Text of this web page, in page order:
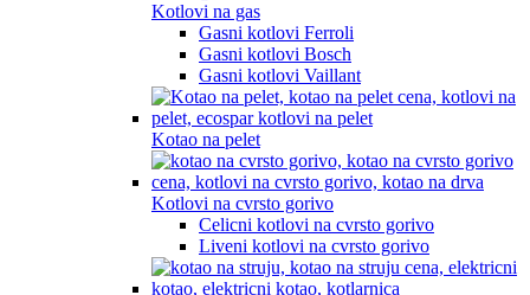
Kotlovi na gas
Gasni kotlovi Ferroli
Gasni kotlovi Bosch
Gasni kotlovi Vaillant
Kotao na pelet
Kotlovi na cvrsto gorivo
Celicni kotlovi na cvrsto gorivo
Liveni kotlovi na cvrsto gorivo